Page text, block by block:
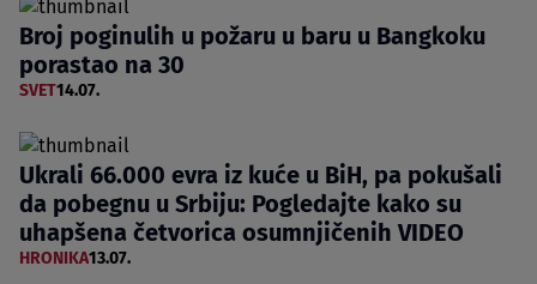
Broj poginulih u požaru u baru u Bangkoku
porastao na 30
SVET14.07.
Ukrali 66.000 evra iz kuće u BiH, pa pokušali
da pobegnu u Srbiju: Pogledajte kako su
uhapšena četvorica osumnjičenih VIDEO
HRONIKA13.07.